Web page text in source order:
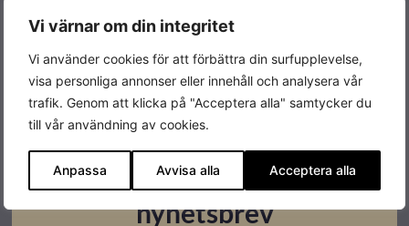
Vi värnar om din integritet
Vi använder cookies för att förbättra din surfupplevelse,
visa personliga annonser eller innehåll och analysera vår
trafik. Genom att klicka på "Acceptera alla" samtycker du
till vår användning av cookies.
Anpassa Avvisa alla Acceptera alla
Specifikationer
Varumärke S-Line
Prenumerera på vårt
nyhetsbrev